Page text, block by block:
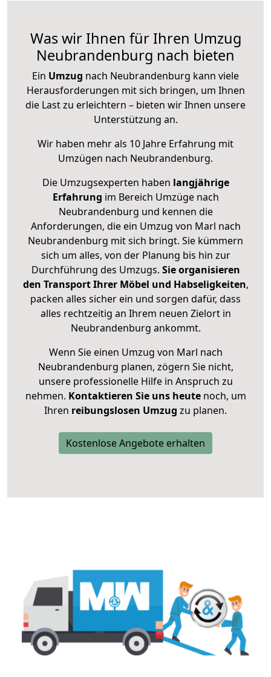
Was wir Ihnen für Ihren Umzug
Neubrandenburg nach bieten
Ein Umzug nach Neubrandenburg kann viele
Herausforderungen mit sich bringen, um Ihnen
die Last zu erleichtern – bieten wir Ihnen unsere
Unterstützung an.
Wir haben mehr als 10 Jahre Erfahrung mit
Umzügen nach Neubrandenburg.
Die Umzugsexperten haben langjährige
Erfahrung im Bereich Umzüge nach
Neubrandenburg und kennen die
Anforderungen, die ein Umzug von Marl nach
Neubrandenburg mit sich bringt. Sie kümmern
sich um alles, von der Planung bis hin zur
Durchführung des Umzugs. Sie organisieren
den Transport Ihrer Möbel und Habseligkeiten,
packen alles sicher ein und sorgen dafür, dass
alles rechtzeitig an Ihrem neuen Zielort in
Neubrandenburg ankommt.
Wenn Sie einen Umzug von Marl nach
Neubrandenburg planen, zögern Sie nicht,
unsere professionelle Hilfe in Anspruch zu
nehmen. Kontaktieren Sie uns heutenoch, um
Ihren reibungslosen Umzug zu planen.
Kostenlose Angebote erhalten